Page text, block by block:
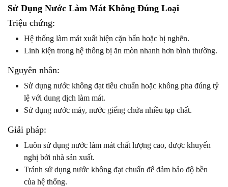
Sử Dụng Nước Làm Mát Không Đúng Loại
Triệu chứng:
Hệ thống làm mát xuất hiện cặn bẩn hoặc bị nghẽn.
Linh kiện trong hệ thống bị ăn mòn nhanh hơn bình thường.
Nguyên nhân:
Sử dụng nước không đạt tiêu chuẩn hoặc không pha đúng tỷ
lệ với dung dịch làm mát.
Sử dụng nước máy, nước giếng chứa nhiều tạp chất.
Giải pháp:
Luôn sử dụng nước làm mát chất lượng cao, được khuyến
nghị bởi nhà sản xuất.
Tránh sử dụng nước không đạt chuẩn để đảm bảo độ bền
của hệ thống.